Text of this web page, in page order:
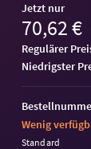
Jetzt nur
70,62 €
Regulärer
niedrigster
Wenig
Standard